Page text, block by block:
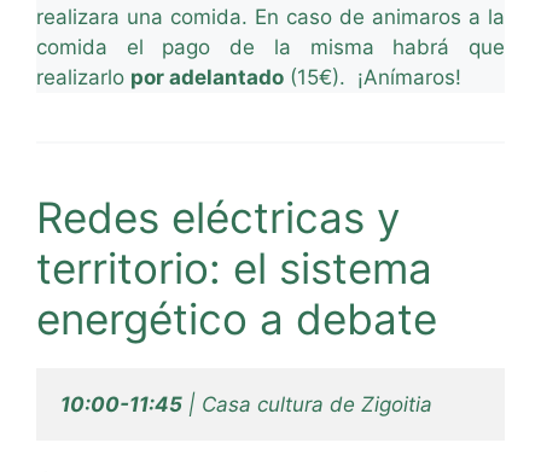
realizara una comida. En caso de animaros a la
comida el pago de la misma habrá que
realizarlo por adelantado (15€). ¡Anímaros!
Redes eléctricas y
territorio: el sistema
energético a debate
10:00-11:45 | Casa cultura de Zigoitia